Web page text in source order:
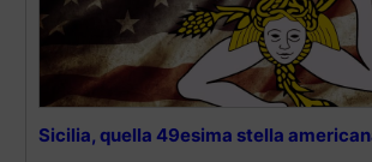
Sicilia, quella 49esima stella